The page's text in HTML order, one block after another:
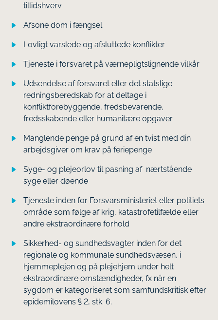
tillidshverv
Afsone dom i fængsel
Lovligt varslede og afsluttede konflikter
Tjeneste i forsvaret på værnepligtslignende vilkår
Udsendelse af forsvaret eller det statslige
redningsberedskab for at deltage i
konfliktforebyggende, fredsbevarende,
fredsskabende eller humanitære opgaver
Manglende penge på grund af en tvist med din
arbejdsgiver om krav på feriepenge
Syge- og plejeorlov til pasning af nærtstående
syge eller døende
Tjeneste inden for Forsvarsministeriet eller politiets
område som følge af krig, katastrofetilfælde eller
andre ekstraordinære forhold
Sikkerhed- og sundhedsvagter inden for det
regionale og kommunale sundhedsvæsen, i
hjemmeplejen og på plejehjem under helt
ekstraordinære omstændigheder, fx når en
sygdom er kategoriseret som samfundskritisk efter
epidemilovens § 2, stk. 6.